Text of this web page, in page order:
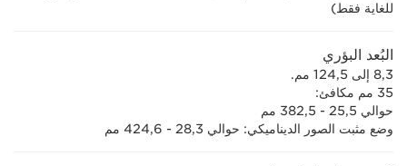
للغاية فقط)
البُعد البؤري
8,3 إلى 124,5 مم.
35 مم مكافئ:
حوالي 25,5 - 382,5 مم
وضع مثبت الصور الديناميكي: حوالي 28,3 - 424,6 مم